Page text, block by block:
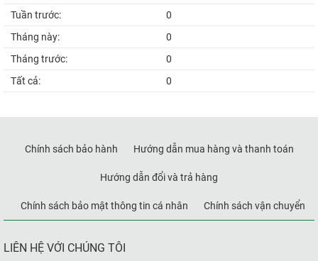
Tuần trước:
0
Tháng này:
0
Tháng trước:
0
Tất cả:
0
Chính sách bảo hành Hướng dẫn mua hàng và thanh toán
Hướng dẫn đổi và trả hàng
Chính sách bảo mật thông tin cá nhân Chính sách vận chuyển
LIÊN HỆ VỚI CHÚNG TÔI